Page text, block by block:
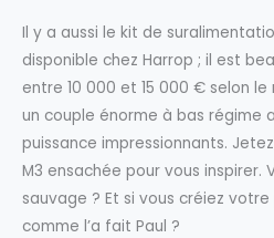
Il y a aussi le kit de
disponible chez Harrop ; il est
entre 10 000 et 15 000 € selon
un couple énorme à bas régime
puissance impressionnants.
M3 ensachée pour vous inspirer.
sauvage ? Et si vous créiez votre
comme l’a fait Paul ?